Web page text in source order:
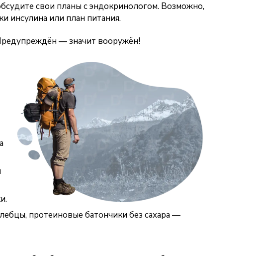
свои планы с эндокринологом. Возможно,
инсулина или план питания.
— значит вооружён!
протеиновые батончики без сахара —